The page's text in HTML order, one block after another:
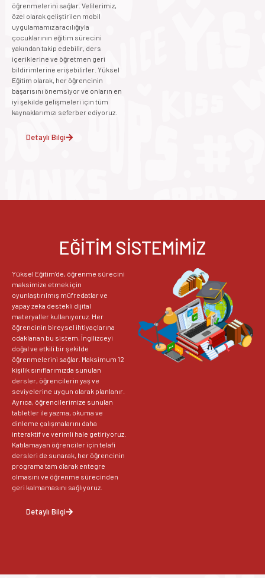
öğrenmelerini sağlar. Velilerimiz,
özel olarak geliştirilen mobil
uygulamamız aracılığıyla
çocuklarının eğitim sürecini
yakından takip edebilir, ders
içeriklerine ve öğretmen geri
bildirimlerine erişebilirler. Yüksel
Eğitim olarak, her öğrencinin
başarısını önemsiyor ve onların en
iyi şekilde gelişmeleri için tüm
kaynaklarımızı seferber ediyoruz.
Detaylı Bilgi
EĞİTİM SİSTEMİMİZ
Yüksel Eğitim’de, öğrenme sürecini
maksimize etmek için
oyunlaştırılmış müfredatlar ve
yapay zeka destekli dijital
materyaller kullanıyoruz. Her
öğrencinin bireysel ihtiyaçlarına
odaklanan bu sistem, İngilizceyi
doğal ve etkili bir şekilde
öğrenmelerini sağlar. Maksimum 12
kişilik sınıflarımızda sunulan
dersler, öğrencilerin yaş ve
seviyelerine uygun olarak planlanır.
Ayrıca, öğrencilerimize sunulan
tabletler ile yazma, okuma ve
dinleme çalışmalarını daha
interaktif ve verimli hale getiriyoruz.
Katılamayan öğrenciler için telafi
dersleri de sunarak, her öğrencinin
programa tam olarak entegre
olmasını ve öğrenme sürecinden
geri kalmamasını sağlıyoruz.
Detaylı Bilgi